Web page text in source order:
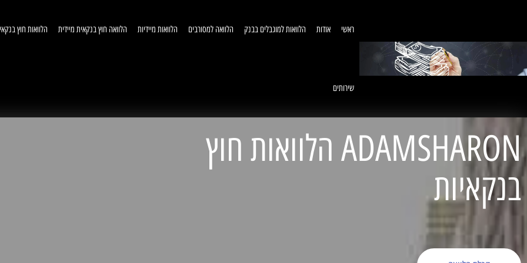
ראשי אודות הלוואות למוגבלים בבנק הלוואה למסורבים הלוואות מיידיות הלוואה חוץ בנקאית מיידית הלוואות חוץ
שירותים
ADAMSHARON הלוואות חוץ
בנקאיות